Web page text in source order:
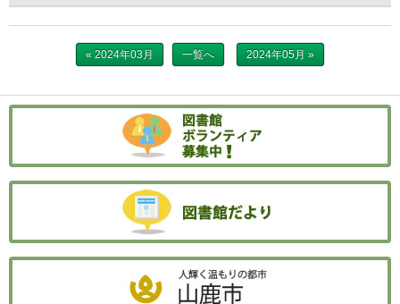
« 2024年03月 一覧へ 2024年05月 »